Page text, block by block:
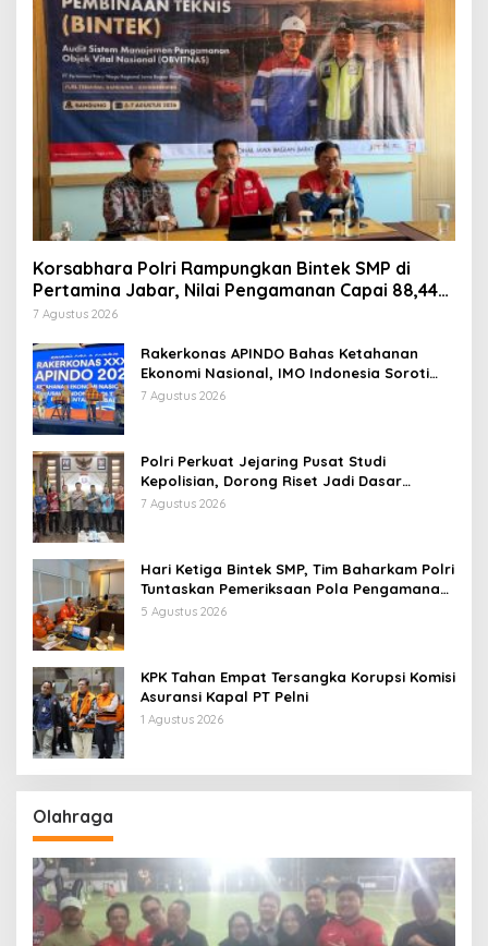
Korsabhara Polri Rampungkan Bintek SMP di
Pertamina Jabar, Nilai Pengamanan Capai 88,44
Persen
7 Agustus 2026
Rakerkonas APINDO Bahas Ketahanan
Ekonomi Nasional, IMO Indonesia Soroti
Pentingnya Kolaborasi Lintas Sektor
7 Agustus 2026
Polri Perkuat Jejaring Pusat Studi
Kepolisian, Dorong Riset Jadi Dasar
Kebijakan dan Inovasi
7 Agustus 2026
Hari Ketiga Bintek SMP, Tim Baharkam Polri
Tuntaskan Pemeriksaan Pola Pengamanan
Pertamina Patra Niaga Jabar
5 Agustus 2026
KPK Tahan Empat Tersangka Korupsi Komisi
Asuransi Kapal PT Pelni
1 Agustus 2026
Olahraga